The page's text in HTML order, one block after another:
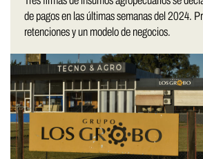
de pagos en las últimas semanas del 2024.
retenciones y un modelo de negocios.